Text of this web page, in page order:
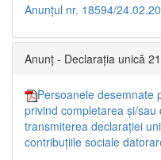
Anunțul nr. 18594/
Anunț - Declarația unică
Persoanele desemnate
privind completarea și/
transmiterea declarației
contribuțiile sociale